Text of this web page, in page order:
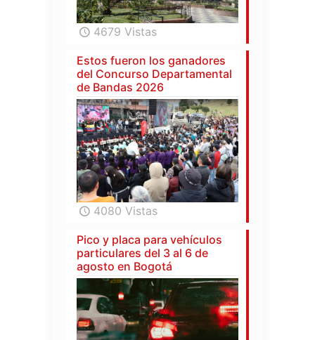
4679 Vistas
Estos fueron los ganadores
del Concurso Departamental
de Bandas 2026
4080 Vistas
Pico y placa para vehículos
particulares del 3 al 6 de
agosto en Bogotá